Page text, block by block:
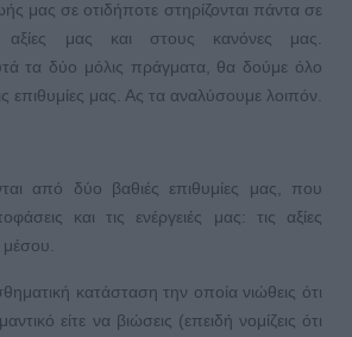
μας σε οτιδήποτε στηρίζονται πάντα σε
αξίες μας και στους κανόνες μας.
τα δύο μόλις πράγματα, θα δούμε όλο
επιθυμίες μας. Ας τα αναλύσουμε λοιπόν.
από δύο βαθιές επιθυμίες μας, που
και τις ενέργειές μας: τις αξίες
μέσου.
κατάσταση την οποία νιώθεις ότι
είτε να βιώσεις (επειδή νομίζεις ότι